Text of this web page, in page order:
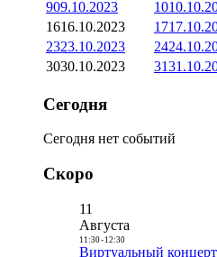
909.10.2023 10
1616.10.2023 17
2323.10.2023 24
3030.10.2023 31
Сегодня
Сегодня нет событий
Скоро
11
Августа
11:30- 12:30
Виртуальный